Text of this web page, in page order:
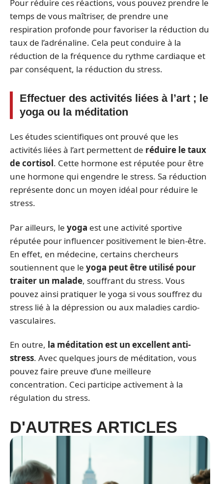
Pour réduire ces réactions, vous pouvez prendre le
temps de vous maîtriser, de prendre une
respiration profonde pour favoriser la réduction du
taux de l’adrénaline. Cela peut conduire à la
réduction de la fréquence du rythme cardiaque et
par conséquent, la réduction du stress.
Effectuer des activités liées à l’art ; le
yoga ou la méditation
Les études scientifiques ont prouvé que les
activités liées à l’art permettent de réduire le taux
de cortisol. Cette hormone est réputée pour être
une hormone qui engendre le stress. Sa réduction
représente donc un moyen idéal pour réduire le
stress.
Par ailleurs, le yoga est une activité sportive
réputée pour influencer positivement le bien-être.
En effet, en médecine, certains chercheurs
soutiennent que le yoga peut être utilisé pour
traiter un malade, souffrant du stress. Vous
pouvez ainsi pratiquer le yoga si vous souffrez du
stress lié à la dépression ou aux maladies cardio-
vasculaires.
En outre, la méditation est un excellent anti-
stress. Avec quelques jours de méditation, vous
pouvez faire preuve d’une meilleure
concentration. Ceci participe activement à la
régulation du stress.
D'AUTRES ARTICLES